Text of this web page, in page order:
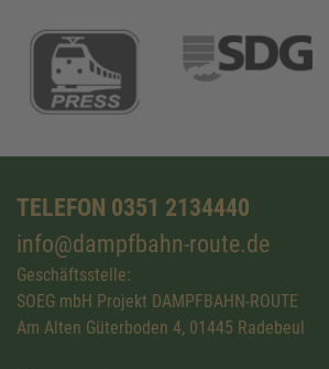
TELEFON 0351 2134440
info@dampfbahn-route.de
Geschäftsstelle:
SOEG mbH Projekt DAMPFBAHN-ROUTE
Am Alten Güterboden 4, 01445 Radebeul